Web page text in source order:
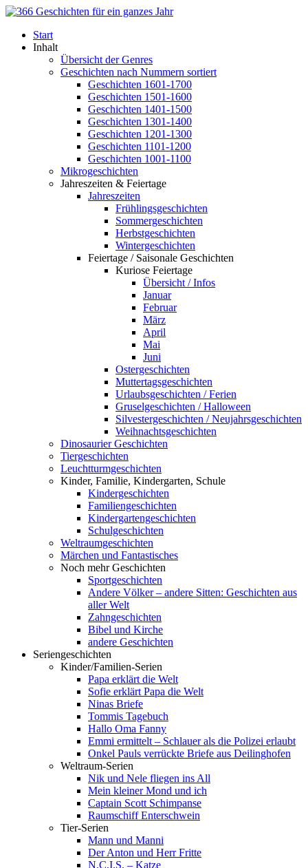
Start
Inhalt
Übersicht der Genres
Geschichten nach Nummern sortiert
Geschichten 1601-1700
Geschichten 1501-1600
Geschichten 1401-1500
Geschichten 1301-1400
Geschichten 1201-1300
Geschichten 1101-1200
Geschichten 1001-1100
Mikrogeschichten
Jahreszeiten & Feiertage
Jahreszeiten
Frühlingsgeschichten
Sommergeschichten
Herbstgeschichten
Wintergeschichten
Feiertage / Saisonale Geschichten
Kuriose Feiertage
Übersicht / Infos
Januar
Februar
März
April
Mai
Juni
Ostergeschichten
Muttertagsgeschichten
Urlaubsgeschichten / Ferien
Gruselgeschichten / Halloween
Silvestergeschichten / Neujahrsgeschichten
Weihnachtsgeschichten
Dinosaurier Geschichten
Tiergeschichten
Leuchtturmgeschichten
Kinder, Familie, Kindergarten, Schule
Kindergeschichten
Familiengeschichten
Kindergartengeschichten
Schulgeschichten
Weltraumgeschichten
Märchen und Fantastisches
Noch mehr Geschichten
Sportgeschichten
Andere Völker – andere Sitten: Geschichten aus
aller Welt
Zahngeschichten
Bibel und Kirche
andere Geschichten
Seriengeschichten
Kinder/Familien-Serien
Papa erklärt die Welt
Sofie erklärt Papa die Welt
Ninas Briefe
Tommis Tagebuch
Hallo Oma Fanny
Emmi ermittelt – Schlauer als die Polizei erlaubt
Onkel Pauls verrückte Briefe aus Deilinghofen
Weltraum-Serien
Nik und Nele fliegen ins All
Mein kleiner Mond und ich
Captain Scott Schimpanse
Raumschiff Enterschwein
Tier-Serien
Mann und Manni
Der Anton und Herr Fritte
N.C.I.S. – Katze